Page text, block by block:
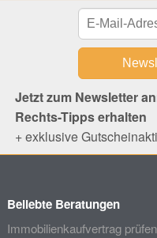
Jetzt zum Newsletter
Rechts-Tipps erhalten
+ exklusive
Beliebte Beratungen
Immobilienkaufvertrag prüfen